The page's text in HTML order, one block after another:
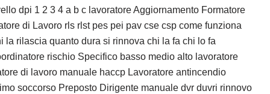
dpi 1 2 3 4 a b c lavoratore Aggiornamento Formatore
di Lavoro rls rlst pes pei pav cse csp come funziona
la rilascia quanto dura si rinnova chi la fa chi lo fa
rischio Specifico basso medio alto lavoratore
di lavoro manuale haccp Lavoratore antincendio
soccorso Preposto Dirigente manuale dvr duvri rinnovo